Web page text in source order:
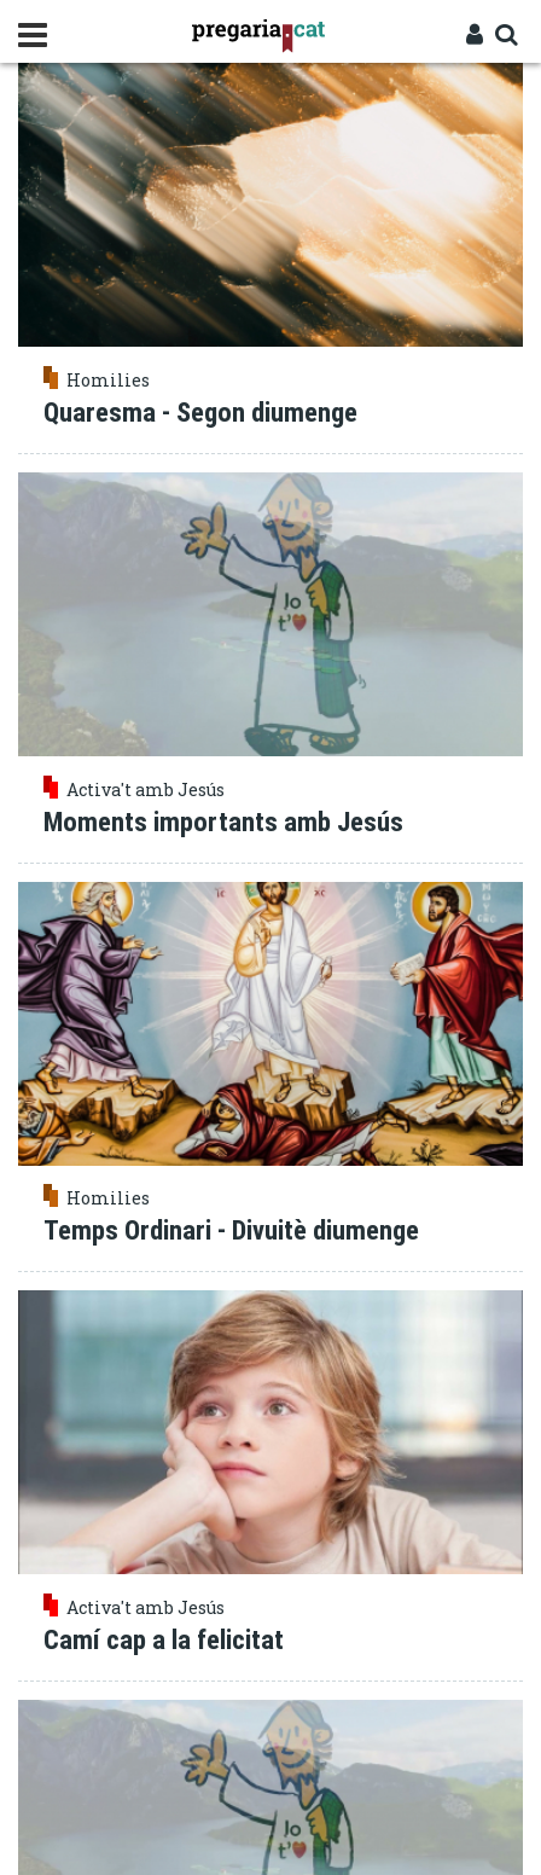
contingut
Entra
Cercador
MUNTANYA
Homilies
Quaresma - Segon diumenge
Activa't amb Jesús
Moments importants amb Jesús
Homilies
Temps Ordinari - Divuitè diumenge
Activa't amb Jesús
Camí cap a la felicitat